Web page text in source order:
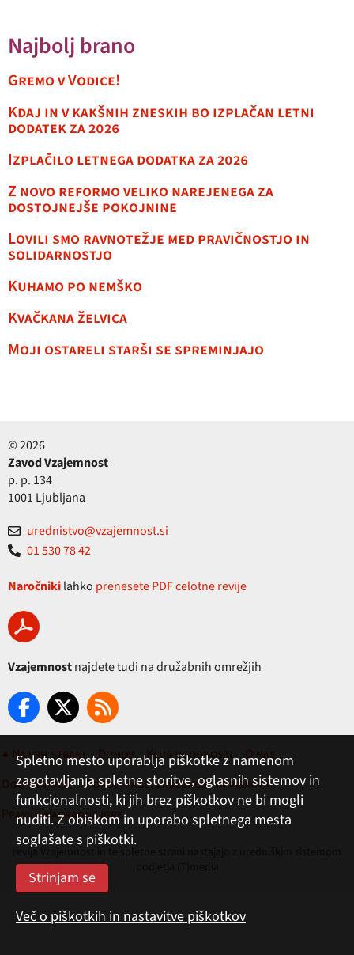
Najbolj brano
Gremo v Vodice!
Kdaj in v kakšnih zneskih bo izplačan letni
dodatek za 2026
Izplačilo letnega dodatka za 2026
Z novo reformo veliko narejenega za
dostojnejše pokojnine
Lovili smo ravnotežje med pravičnostjo in
solidarnostjo
Kuhamo po nemško
Kvačkana želvica
Moji ostareli starši se spreminjajo
© 2026
Zavod Vzajemnost
p. p. 134
1001 Ljubljana
urednistvo@vzajemnost.si
01 530 78 42
Naročnikilahko prenesete PDF celotne revije
Vzajemnostnajdete tudi na družabnih omrežjih
▲ Na vrh strani Domov Klub ugodnosti
O nas
Oglaševanje
Pogoji rabe, zasebnost in piškotki
Pravila nagradne igre
revija Vzajemnost in te spletne strani nastajajo z uredniškim sistemom
Spletno mesto uporablja piškotke z namenom
zagotavljanja spletne storitve, oglasnih sistemov in
funkcionalnosti, ki jih brez piškotkov ne bi mogli
nuditi. Z obiskom in uporabo spletnega mesta
soglašate s piškotki.
Več o piškotkih in nastavitve piškotkov